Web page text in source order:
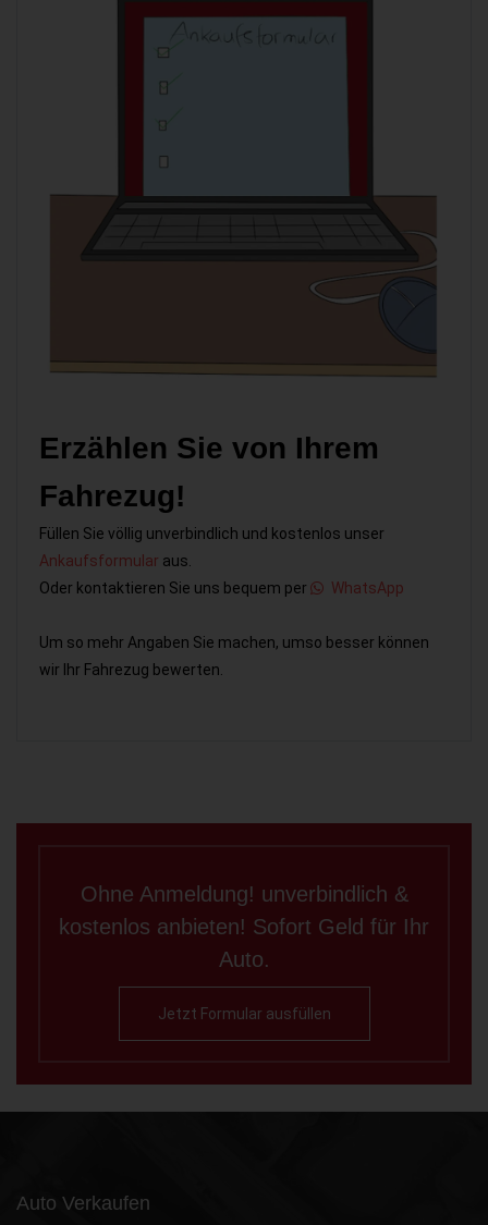
Erzählen Sie von Ihrem
Fahrezug!
Füllen Sie völlig unverbindlich und kostenlos unser
Ankaufsformular aus.
Oder kontaktieren Sie uns bequem per
WhatsApp
Um so mehr Angaben Sie machen, umso besser können
wir Ihr Fahrezug bewerten.
Ohne Anmeldung! unverbindlich &
kostenlos anbieten! Sofort Geld für Ihr
Auto.
Jetzt Formular ausfüllen
Auto Verkaufen